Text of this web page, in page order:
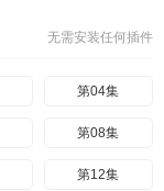
无需安装任何插件
第04集
第08集
第12集